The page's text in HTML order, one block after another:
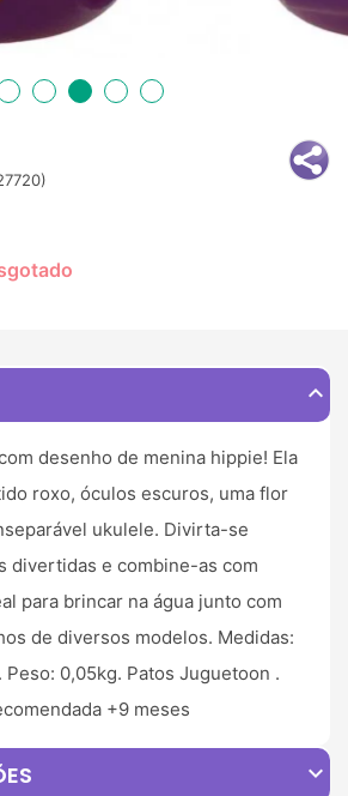
expand_less
desenho de menina hippie! Ela
roxo, óculos escuros, uma flor
ukulele. Divirta-se
divertidas e combine-as com
para brincar na água junto com
de diversos modelos. Medidas:
Peso: 0,05kg. Patos Juguetoon .
+9 meses
expand_more